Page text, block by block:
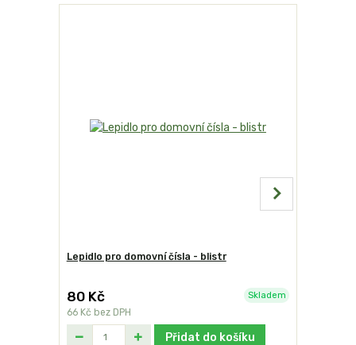
Lepidlo pro domovní čísla - blistr
80 Kč
66 Kč bez DPH
Skladem
Přidat do košíku